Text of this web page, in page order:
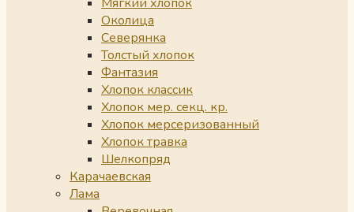
Околица
Северянка
Толстый хлопок
Фантазия
Хлопок классик
Хлопок мер. секц. кр.
Хлопок мерсеризованный
Хлопок травка
Шелкопряд
Карачаевская
Лама